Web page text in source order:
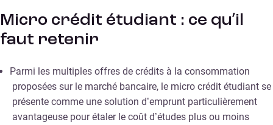
Micro crédit étudiant : ce qu’il
faut retenir
Parmi les multiples offres de crédits à la consommation
proposées sur le marché bancaire, le micro crédit étudiant se
présente comme une solution d’emprunt particulièrement
avantageuse pour étaler le coût d’études plus ou moins